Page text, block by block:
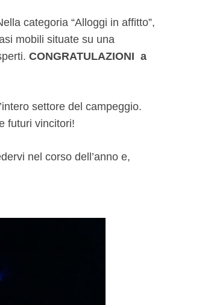
categoria “Alloggi in affitto”,
mobili situate su una
CONGRATULAZIONI a
settore del campeggio.
futuri vincitori!
nel corso dell’anno e,